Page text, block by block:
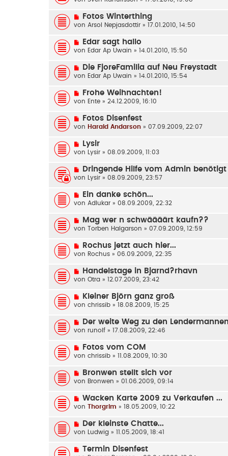
Fotos Winterthing
von Arsol Nepjasdottir » 17.01.2010, 14:50
Edar sagt hallo
von Edar Ap Uwain » 14.01.2010, 15:50
Die FjoreFamilia auf Neu Freystadt
von Edar Ap Uwain » 14.01.2010, 15:54
Frohe Weihnachten!
von Ente » 24.12.2009, 16:10
Fotos Disenfest
von Harald Andarson » 07.09.2009, 22:07
Lysir
von Lysir » 08.09.2009, 11:03
Dringende Hilfe vom Admin benötigt
von Lysir » 08.09.2009, 23:57
Ein danke schön...
von Adlukar » 08.09.2009, 22:32
Mag wer n schwäääärt kaufn??
von Torben Halgarson » 07.09.2009, 12:59
Rochus jetzt auch hier...
von Rochus » 06.09.2009, 22:35
Handelstage in Bjarnd?rhavn
von Otra » 12.07.2009, 23:42
Kleiner Björn ganz groß
von chrissib » 18.08.2009, 15:25
Der weite Weg zu den Lendermannen
von runolf » 17.08.2009, 22:46
Fotos vom COM
von chrissib » 11.08.2009, 10:30
Bronwen stellt sich vor
von Bronwen » 01.06.2009, 09:14
Wacken Karte 2009 zu Verkaufen ...
von Thorgrim » 18.05.2009, 10:22
Der kleinste Chatte...
von Ludwig » 11.05.2009, 18:41
Termin Disenfest